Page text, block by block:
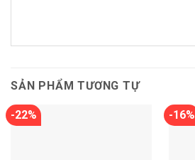
SẢN PHẨM TƯƠNG TỰ
-22% -16%